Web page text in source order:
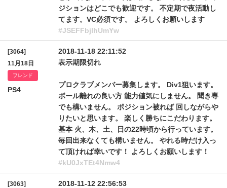
ジションはどこでも歓迎です。 不定期で夜活動し
てます。VC必須です。 よろしくお願いします
#JSEFFbjlhUmYw
[3064]
11月18日
フレンド
PS4
2018-11-18 22:11:52
表示期限切れ
プロクラブメンバー募集します。 Div1狙います。
ボール離れの良い方 能力値気にしません。 聞き専
でも構いません。 ポジション被れば 回しながらや
りたいと思います。 楽しく勝ちにこだわります。
基本 火、木、土、日の22時頃から行っています。
毎回出来なくても構いません。 やれる時だけ入っ
て頂ければ幸いです！ よろしくお願いします！
#kU0JxTEt4Nmw4
[3063]
2018-11-12 22:56:53